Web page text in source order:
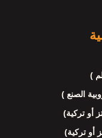
الصنع )
أو تركية)
أو تركية)